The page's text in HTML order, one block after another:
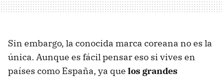
Sin embargo, la conocida marca coreana no es la
única. Aunque es fácil pensar eso si vives en
países como España, ya que los grandes